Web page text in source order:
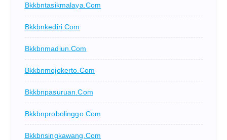
Bkkbntasikmalaya.com
Bkkbnkediri.com
Bkkbnmadiun.com
Bkkbnmojokerto.com
Bkkbnpasuruan.com
Bkkbnprobolinggo.com
Bkkbnsingkawang.com